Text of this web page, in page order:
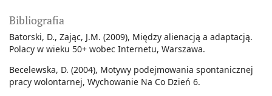
Bibliografia
Batorski, D., Zając, J.M. (2009), Między alienacją a adaptacją.
Polacy w wieku 50+ wobec Internetu, Warszawa.
Becelewska, D. (2004), Motywy podejmowania spontanicznej
pracy wolontarnej, Wychowanie Na Co Dzień 6.